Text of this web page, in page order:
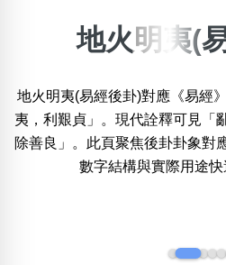
位置:
一 二 四 五 六 七
地火明夷(
地火明夷(易經後卦)對應《易經
夷，利艱貞」。現代詮釋可見「
除善良」。此頁聚焦後卦卦象對
數字結構與實際用途快